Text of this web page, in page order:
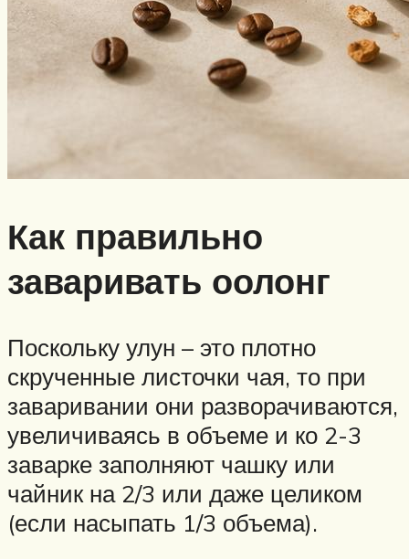
Как правильно
заваривать оолонг
Поскольку улун – это плотно
скрученные листочки чая, то при
заваривании они разворачиваются,
увеличиваясь в объеме и ко 2-3
заварке заполняют чашку или
чайник на 2/3 или даже целиком
(если насыпать 1/3 объема).